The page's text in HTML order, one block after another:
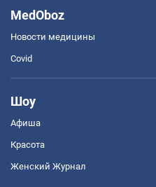
MedOboz
Новости медицины
Covid
Шоу
Афиша
Красота
Женский Журнал